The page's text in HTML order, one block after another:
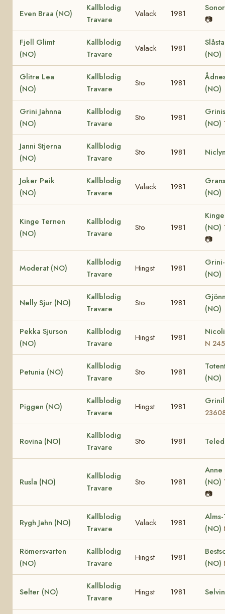
Even Braa (NO)
Kallblodig
Travare
Valack 1981
📷
Fjell Glimt
(NO)
Kallblodig
Travare
Valack 1981
(NO)
Glitre Lea
(NO)
Kallblodig
Travare
Sto 1981
(NO)
Grini Jahnna
(NO)
Kallblodig
Travare
Sto 1981
(NO)
Janni Stjerna
(NO)
Kallblodig
Travare
Sto 1981
Joker Peik
(NO)
Kallblodig
Travare
Valack 1981
(NO)
Kinge Ternen
(NO)
Kallblodig
Travare
Sto 1981
(NO)
📷
Moderat (NO)
Kallblodig
Travare
Hingst 1981
(NO)
Nelly Sjur (NO)
Kallblodig
Travare
Sto 1981
(NO)
Pekka Sjurson
(NO)
Kallblodig
Travare
Hingst 1981
N
Petunia (NO)
Kallblodig
Travare
Sto 1981
(NO)
Piggen (NO)
Kallblodig
Travare
Hingst 1981
Rovina (NO)
Kallblodig
Travare
Sto 1981
Rusla (NO)
Kallblodig
Travare
Sto 1981
Anne
(NO)
📷
Rygh Jahn (NO)
Kallblodig
Travare
Valack 1981
(NO)
Römersvarten
(NO)
Kallblodig
Travare
Hingst 1981
(NO)
Selter (NO)
Kallblodig
Travare
Hingst 1981